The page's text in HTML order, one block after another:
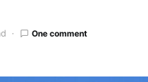
One comment